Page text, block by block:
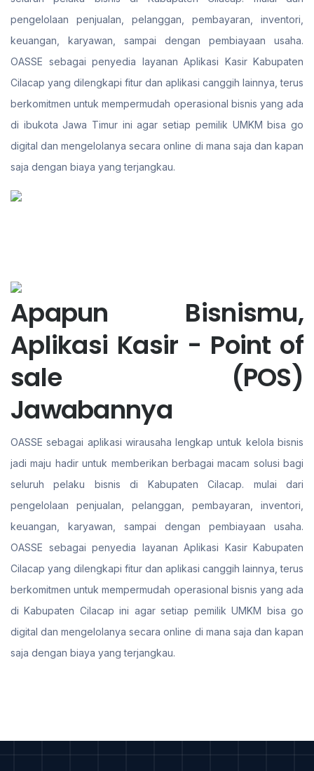
pengelolaan penjualan, pelanggan, pembayaran, inventori,
keuangan, karyawan, sampai dengan pembiayaan usaha.
OASSE sebagai penyedia layanan Aplikasi Kasir Kabupaten
Cilacap yang dilengkapi fitur dan aplikasi canggih lainnya, terus
berkomitmen untuk mempermudah operasional bisnis yang ada
di ibukota Jawa Timur ini agar setiap pemilik UMKM bisa go
digital dan mengelolanya secara online di mana saja dan kapan
saja dengan biaya yang terjangkau.
Apapun Bisnismu,
Aplikasi Kasir - Point of
sale (POS)
Jawabannya
OASSE sebagai aplikasi wirausaha lengkap untuk kelola bisnis
jadi maju hadir untuk memberikan berbagai macam solusi bagi
seluruh pelaku bisnis di Kabupaten Cilacap. mulai dari
pengelolaan penjualan, pelanggan, pembayaran, inventori,
keuangan, karyawan, sampai dengan pembiayaan usaha.
OASSE sebagai penyedia layanan Aplikasi Kasir Kabupaten
Cilacap yang dilengkapi fitur dan aplikasi canggih lainnya, terus
berkomitmen untuk mempermudah operasional bisnis yang ada
di Kabupaten Cilacap ini agar setiap pemilik UMKM bisa go
digital dan mengelolanya secara online di mana saja dan kapan
saja dengan biaya yang terjangkau.